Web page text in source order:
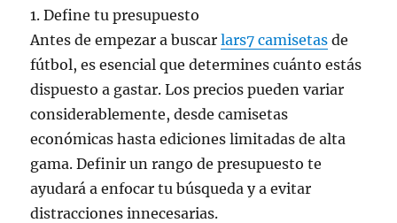
1. Define tu presupuesto
Antes de empezar a buscarlars7 camisetas de
fútbol, es esencial que determines cuánto estás
dispuesto a gastar. Los precios pueden variar
considerablemente, desde camisetas
económicas hasta ediciones limitadas de alta
gama. Definir un rango de presupuesto te
ayudará a enfocar tu búsqueda y a evitar
distracciones innecesarias.